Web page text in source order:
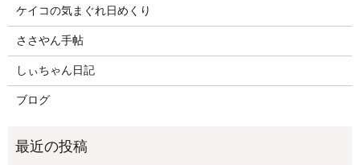
ケイコの気まぐれ日めくり
ささやん手帖
しぃちゃん日記
ブログ